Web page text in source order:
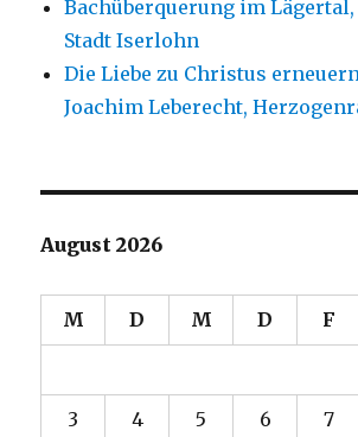
Bachüberquerung im
Stadt Iserlohn
Die Liebe zu Christus
Joachim Leberecht,
August 2026
M D M D F
3 4 5 6 7